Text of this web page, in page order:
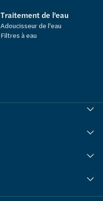
Traitement de l'eau
Adoucisseur de l'eau
Filtres à eau